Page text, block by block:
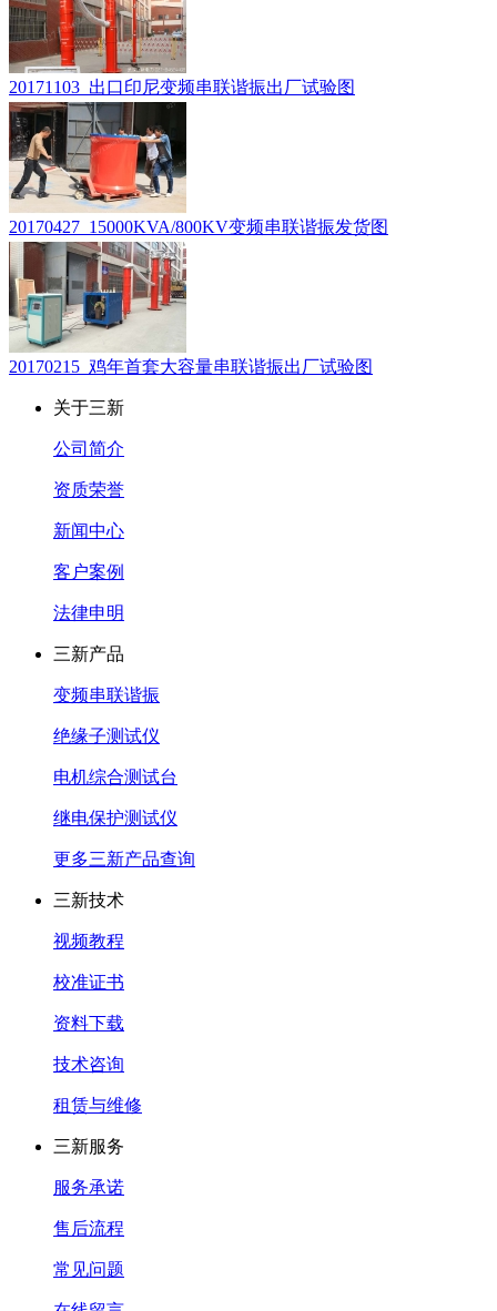
20171103_出口印尼变频串联谐振出厂试验图
20170427_15000KVA/800KV变频串联谐振发货图
20170215_鸡年首套大容量串联谐振出厂试验图
关于三新
公司简介
资质荣誉
新闻中心
客户案例
法律申明
三新产品
变频串联谐振
绝缘子测试仪
电机综合测试台
继电保护测试仪
更多三新产品查询
三新技术
视频教程
校准证书
资料下载
技术咨询
租赁与维修
三新服务
服务承诺
售后流程
常见问题